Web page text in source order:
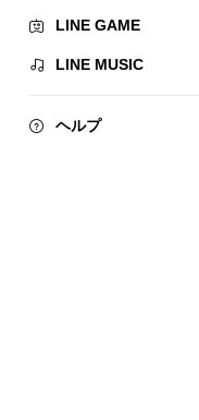
LINE GAME
LINE MUSIC
ヘルプ